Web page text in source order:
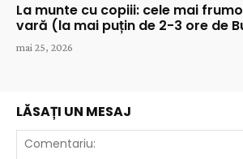
La munte cu copiii: cele mai
vară (la mai puțin de 2-3 ore de
mai 25, 2026
LĂSAȚI UN MESAJ